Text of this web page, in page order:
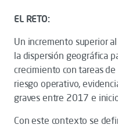
EL RETO:
Un incremento superior
la dispersión geográfica
crecimiento con tareas
riesgo operativo,
graves entre 2017 e
Con este contexto se